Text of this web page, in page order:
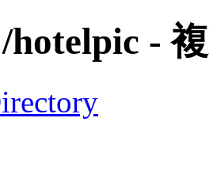
hotelpic -